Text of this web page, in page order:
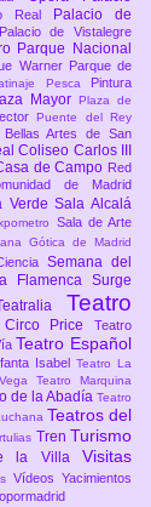
Real
Palacio de
Palacio de Vistalegre
Parque Nacional
Warner Parque de
Pesca Pintura
Mayor
Plaza de
Puente del Rey
Bellas Artes de San
Coliseo Carlos III
de Campo Red
de Madrid
VerdeSala Alcalá
Sala de Arte
Gótica de Madrid
Semana del
FlamencaSurge
Teatro
Circo Price Teatro
Teatro Español
IsabelTeatro La
Teatro Marquina
de la Abadía Teatro
Teatros del
Tren Turismo
la VillaVisitas
VídeosYacimientos